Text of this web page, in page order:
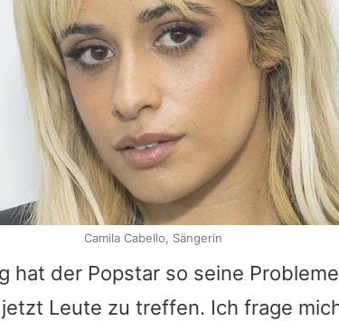
hat der Popstar so seine
Leute zu treffen. Ich frage
Camila Cabello, Sängerin